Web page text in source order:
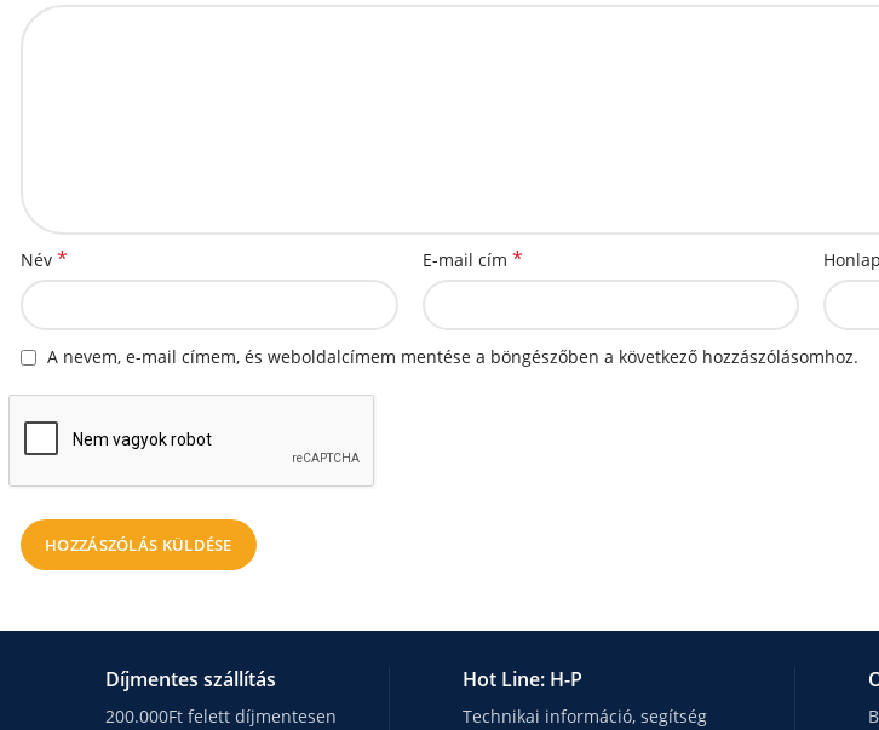
Név * E-mail cím * Honlap
A nevem, e-mail címem, és weboldalcímem mentése a böngészőben a következő hozzászólásomhoz.
Díjmentes szállítás
200.000Ft felett díjmentesen
Hot Line: H-P
Technikai információ, segítség